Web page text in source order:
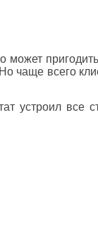
чаще всего
устроил все